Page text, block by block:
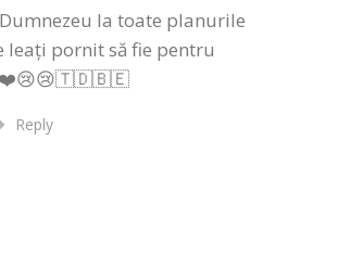
la toate planurile
leați pornit să fie pentru
❤️😢😢🇹🇩🇧🇪
Reply